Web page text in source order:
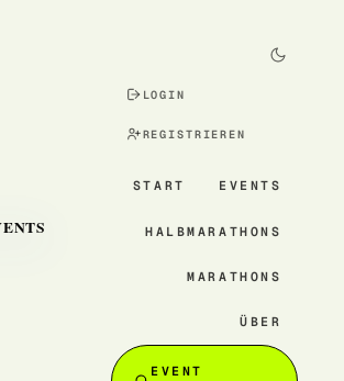
LOGIN
REGISTRIEREN
START EVENTS
HALBMARATHONS
MARATHONS
ÜBER
EVENT